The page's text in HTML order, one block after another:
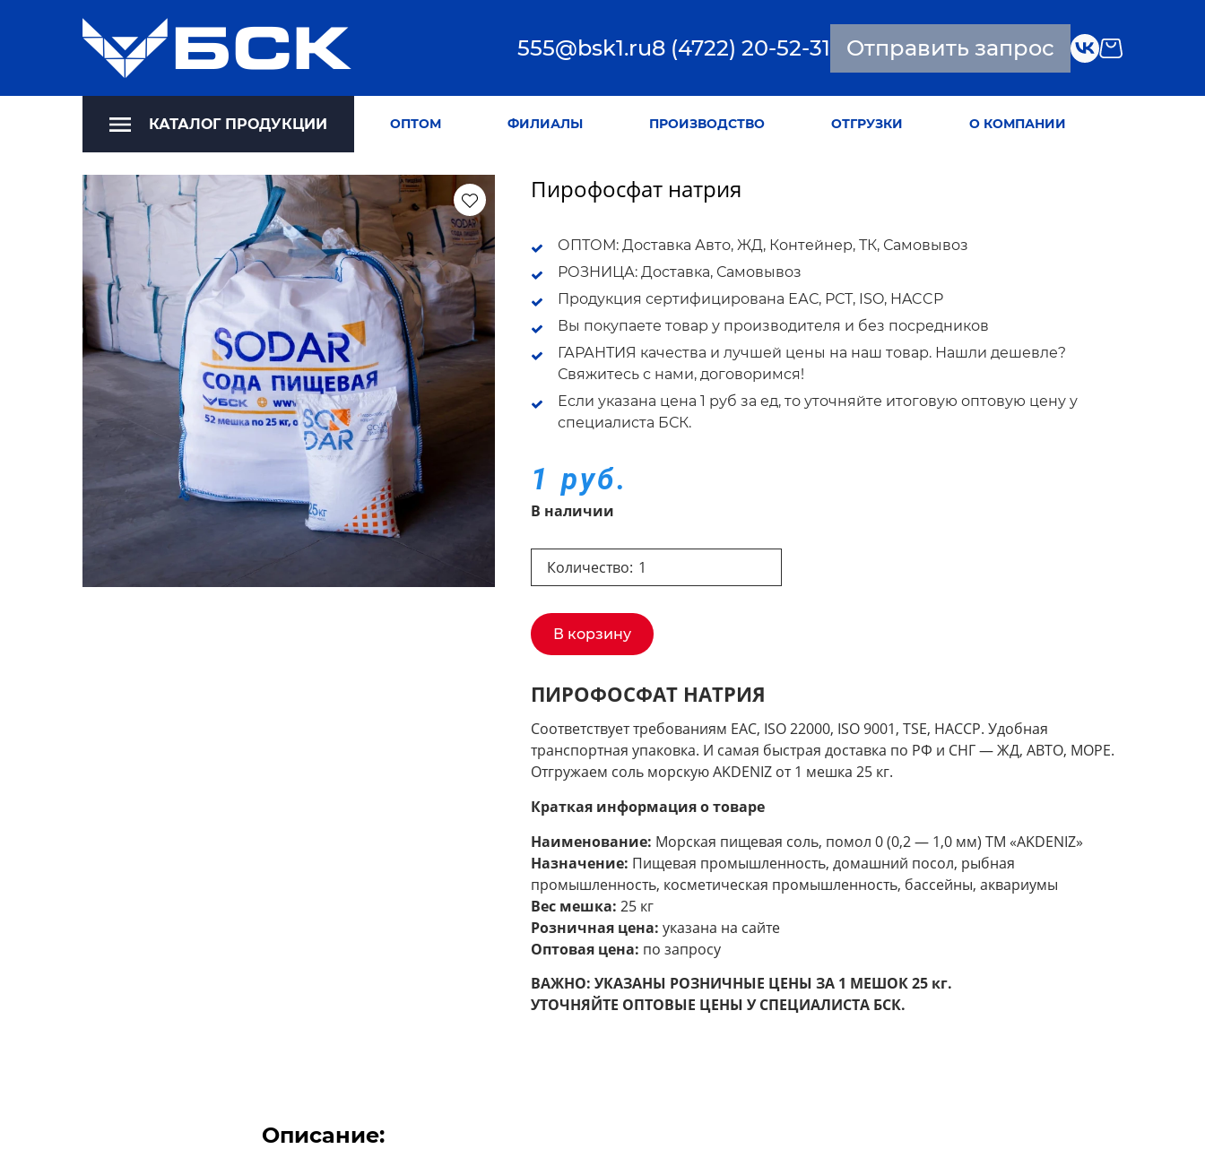
555@bsk1.ru8 (4722) 20-52-31 Отправить запрос
КАТАЛОГ ПРОДУКЦИИ ОПТОМ ФИЛИАЛЫ ПРОИЗВОДСТВО ОТГРУЗКИ О КОМПАНИИ
Пирофосфат натрия
ОПТОМ: Доставка Авто, ЖД, Контейнер, ТК, Самовывоз
РОЗНИЦА: Доставка, Самовывоз
Продукция сертифицирована ЕАС, РСТ, ISO, HACCP
Вы покупаете товар у производителя и без посредников
ГАРАНТИЯ качества и лучшей цены на наш товар. Нашли дешевле?
Свяжитесь с нами, договоримся!
Если указана цена 1 руб за ед, то уточняйте итоговую оптовую цену у
специалиста БСК.
1 руб.
В наличии
Количество:
В корзину
ПИРОФОСФАТ НАТРИЯ
Соответствует требованиям EAC, ISO 22000, ISO 9001, TSE, HACCP. Удобная
транспортная упаковка. И самая быстрая доставка по РФ и СНГ — ЖД, АВТО, МОРЕ.
Отгружаем соль морскую AKDENIZ от 1 мешка 25 кг.
Краткая информация о товаре
Наименование: Морская пищевая соль, помол 0 (0,2 — 1,0 мм) ТМ «AKDENIZ»
Назначение: Пищевая промышленность, домашний посол, рыбная
промышленность, косметическая промышленность, бассейны, аквариумы
Вес мешка: 25 кг
Розничная цена: указана на сайте
Оптовая цена: по запросу
ВАЖНО: УКАЗАНЫ РОЗНИЧНЫЕ ЦЕНЫ ЗА 1 МЕШОК 25 кг.
УТОЧНЯЙТЕ ОПТОВЫЕ ЦЕНЫ У СПЕЦИАЛИСТА БСК.
Описание: